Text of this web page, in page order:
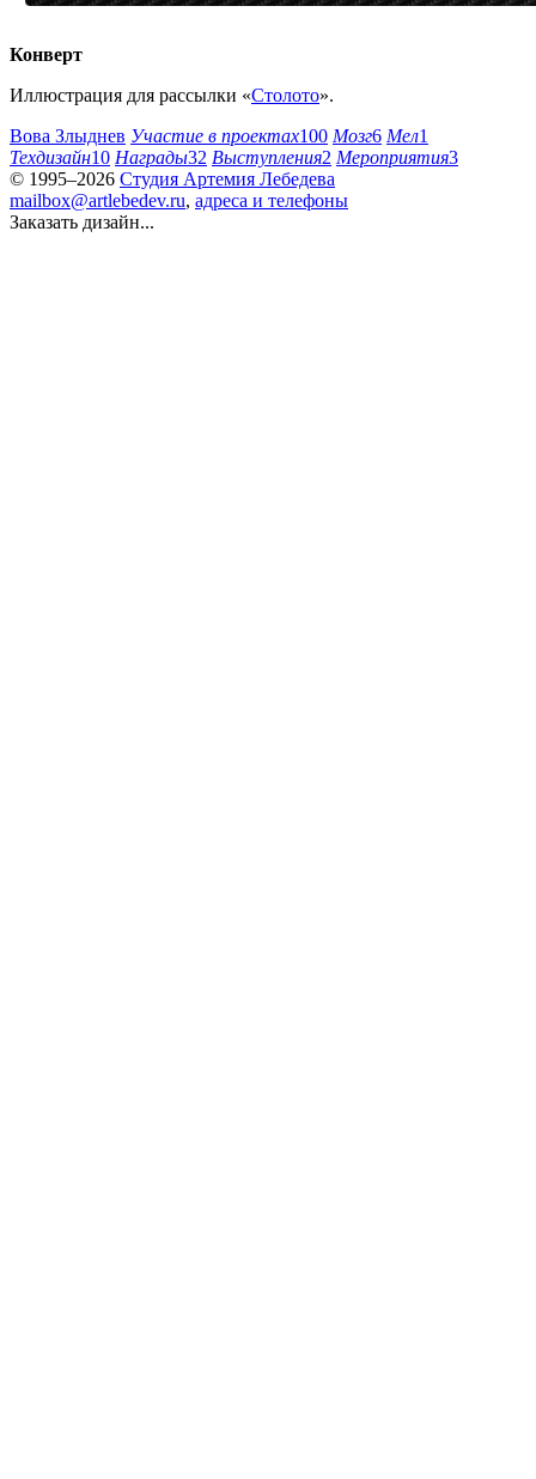
Конверт
Иллюстрация для рассылки «Столото».
Вова Злыднев Участие в проектах100 Мозг6 Мел1
Техдизайн10 Награды32 Выступления2 Мероприятия3
© 1995–2026 Студия Артемия Лебедева
mailbox@artlebedev.ru, адреса и телефоны
Заказать дизайн...